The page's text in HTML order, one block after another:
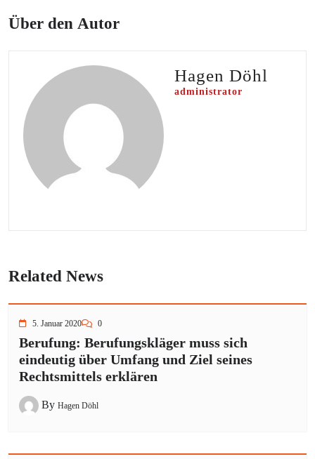
Über den Autor
Hagen Döhl
administrator
Related News
5. Januar 2020 0
Berufung: Berufungskläger muss sich
eindeutig über Umfang und Ziel seines
Rechtsmittels erklären
By Hagen Döhl